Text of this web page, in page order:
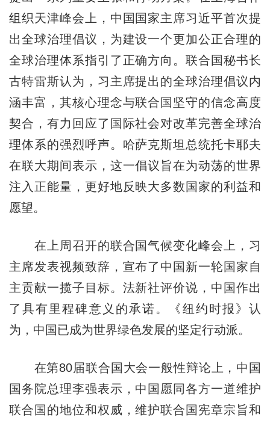
组织天津峰会上，中国国家主席习近平首次提
出全球治理倡议，为建设一个更加公正合理的
全球治理体系指引了正确方向。联合国秘书长
古特雷斯认为，习主席提出的全球治理倡议内
涵丰富，其核心理念与联合国坚守的信念高度
契合，有力回应了国际社会对改革完善全球治
理体系的强烈呼声。哈萨克斯坦总统托卡耶夫
在联大期间表示，这一倡议旨在为动荡的世界
注入正能量，更好地反映大多数国家的利益和
愿望。
在上周召开的联合国气候变化峰会上，习
主席发表视频致辞，宣布了中国新一轮国家自
主贡献一揽子目标。法新社评价说，中国作出
了具有里程碑意义的承诺。《纽约时报》认
为，中国已成为世界绿色发展的坚定行动派。
在第80届联合国大会一般性辩论上，中国
国务院总理李强表示，中国愿同各方一道维护
联合国的地位和权威，维护联合国宪章宗旨和